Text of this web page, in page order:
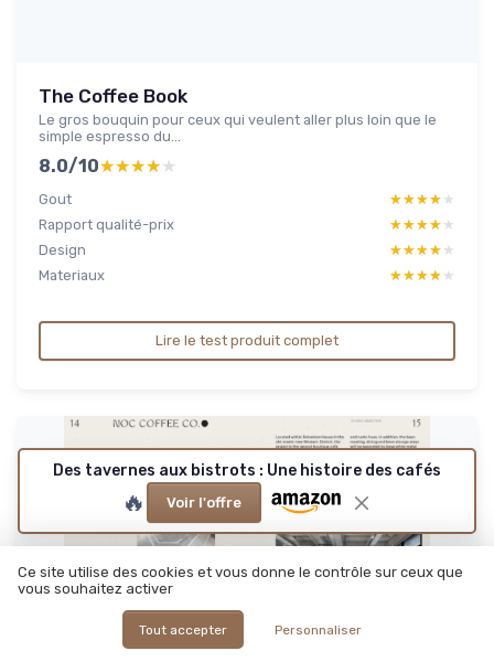
The Coffee Book
Le gros bouquin pour ceux qui veulent aller plus loin que le
simple espresso du...
8.0/10★★★★★
★★★★★
Gout ★★★★★
★★★★★
Rapport qualité-prix
★★★★★
★★★★★
Design
★★★★★
★★★★★
Materiaux
★★★★★
★★★★★
Lire le test produit complet
Des tavernes aux bistrots : Une histoire des cafés
🔥 Voir l'offre
Ce site utilise des cookies et vous donne le contrôle sur ceux que
vous souhaitez activer
Tout accepter Personnaliser